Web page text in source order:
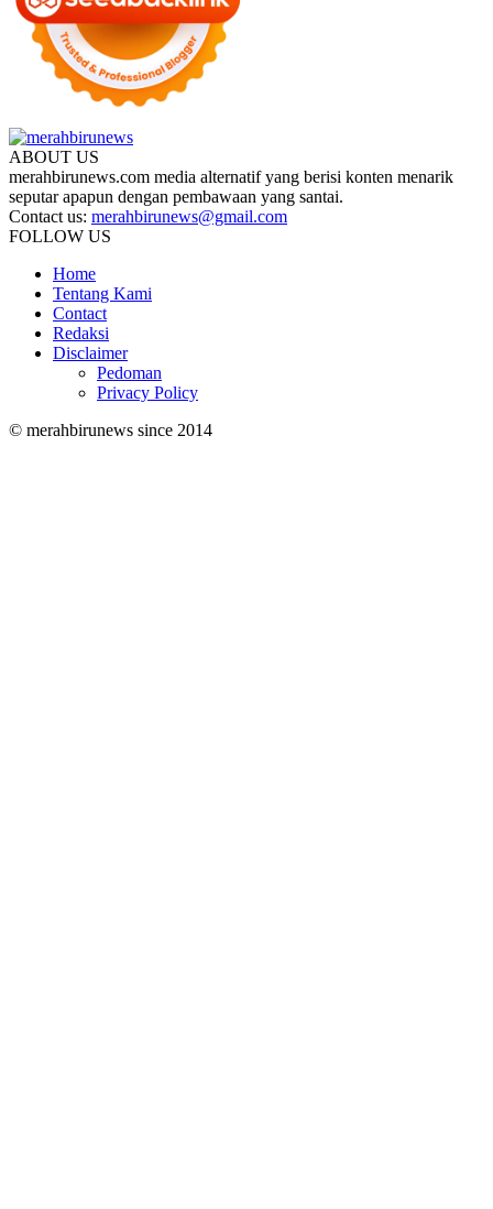
ABOUT US
merahbirunews.com media alternatif yang berisi konten menarik
seputar apapun dengan pembawaan yang santai.
Contact us: merahbirunews@gmail.com
FOLLOW US
Home
Tentang Kami
Contact
Redaksi
Disclaimer
Pedoman
Privacy Policy
© merahbirunews since 2014